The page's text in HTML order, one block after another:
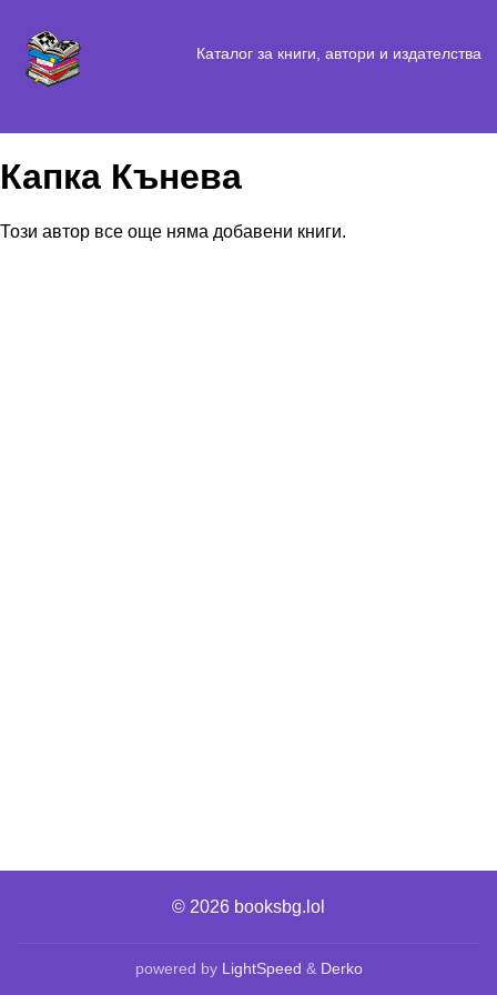
Каталог за книги, автори и издателства
Капка Кънева
Този автор все още няма добавени книги.
© 2026 booksbg.lol
powered by LightSpeed & Derko